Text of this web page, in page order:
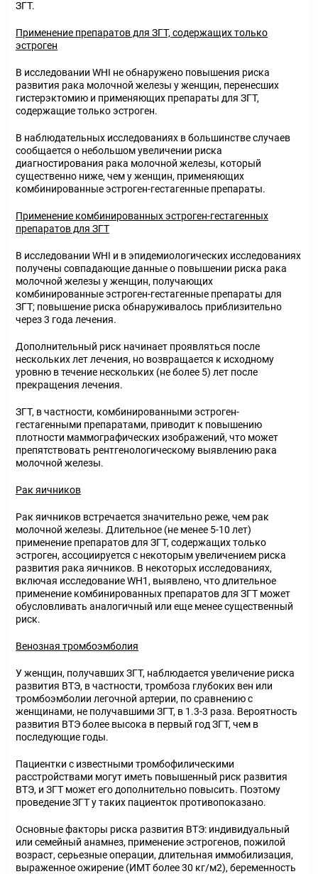
ЗГТ.
Применение препаратов для ЗГТ, содержащих только
эстроген
В исследовании WHI не обнаружено повышения риска
развития рака молочной железы у женщин, перенесших
гистерэктомию и применяющих препараты для ЗГТ,
содержащие только эстроген.
В наблюдательных исследованиях в большинстве случаев
сообщается о небольшом увеличении риска
диагностирования рака молочной железы, который
существенно ниже, чем у женщин, применяющих
комбинированные эстроген-гестагенные препараты.
Применение комбинированных эстроген-гестагенных
препаратов для ЗГТ
В исследовании WHI и в эпидемиологических исследованиях
получены совпадающие данные о повышении риска рака
молочной железы у женщин, получающих
комбинированные эстроген-гестагенные препараты для
ЗГТ; повышение риска обнаруживалось приблизительно
через 3 года лечения.
Дополнительный риск начинает проявляться после
нескольких лет лечения, но возвращается к исходному
уровню в течение нескольких (не более 5) лет после
прекращения лечения.
ЗГТ, в частности, комбинированными эстроген-
гестагенными препаратами, приводит к повышению
плотности маммографических изображений, что может
препятствовать рентгенологическому выявлению рака
молочной железы.
Рак яичников
Рак яичников встречается значительно реже, чем рак
молочной железы. Длительное (не менее 5-10 лет)
применение препаратов для ЗГТ, содержащих только
эстроген, ассоциируется с некоторым увеличением риска
развития рака яичников. В некоторых исследованиях,
включая исследование WH1, выявлено, что длительное
применение комбинированных препаратов для ЗГТ может
обусловливать аналогичный или еще менее существенный
риск.
Венозная тромбоэмболия
У женщин, получавших ЗГТ, наблюдается увеличение риска
развития ВТЭ, в частности, тромбоза глубоких вен или
тромбоэмболии легочной артерии, по сравнению с
женщинами, не получавшими ЗГТ, в 1.3-3 раза. Вероятность
развития ВТЭ более высока в первый год ЗГТ, чем в
последующие годы.
Пациентки с известными тромбофилическими
расстройствами могут иметь повышенный риск развития
ВТЭ, и ЗГТ может его дополнительно повысить. Поэтому
проведение ЗГТ у таких пациенток противопоказано.
Основные факторы риска развития ВТЭ: индивидуальный
или семейный анамнез, применение эстрогенов, пожилой
возраст, серьезные операции, длительная иммобилизация,
выраженное ожирение (ИМТ более 30 кг/м2), беременность